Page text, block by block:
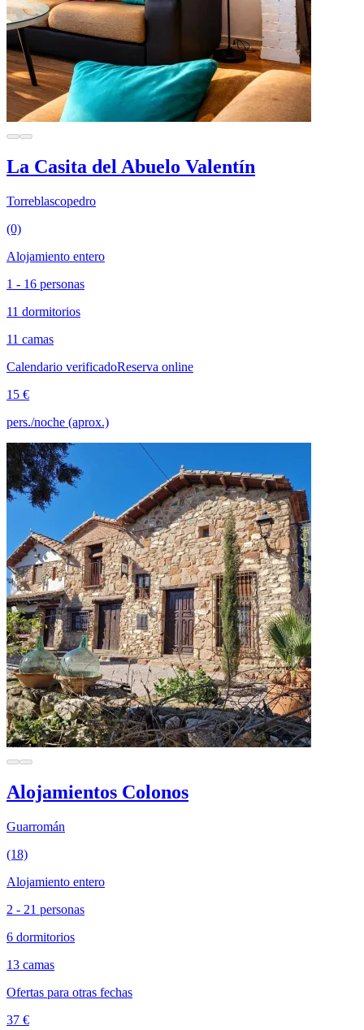
La Casita del Abuelo Valentín
Torreblascopedro
(0)
Alojamiento entero
1 - 16 personas
11 dormitorios
11 camas
Calendario verificadoReserva online
15 €
pers./noche (aprox.)
Alojamientos Colonos
Guarromán
(18)
Alojamiento entero
2 - 21 personas
6 dormitorios
13 camas
Ofertas para otras fechas
37 €